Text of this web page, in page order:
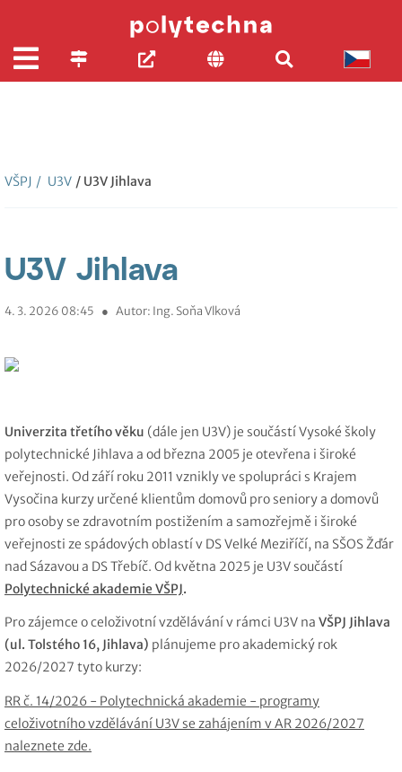
VŠPJ / U3V / U3V Jihlava
U3V Jihlava
4. 3. 2026 08:45 ● Autor: Ing. Soňa Vlková
Univerzita třetího věku (dále jen U3V) je součástí Vysoké školy
polytechnické Jihlava a od března 2005 je otevřena i široké
veřejnosti. Od září roku 2011 vznikly ve spolupráci s Krajem
Vysočina kurzy určené klientům domovů pro seniory a domovů
pro osoby se zdravotním postižením a samozřejmě i široké
veřejnosti ze spádových oblastí v DS Velké Meziříčí, na SŠOS Žďár
nad Sázavou a DS Třebíč. Od května 2025 je U3V součástí
Polytechnické akademie VŠPJ.
Pro zájemce o celoživotní vzdělávání v rámci U3V na VŠPJ Jihlava
(ul. Tolstého 16, Jihlava) plánujeme pro akademický rok
2026/2027 tyto kurzy:
RR č. 14/2026 - Polytechnická akademie - programy
celoživotního vzdělávání U3V se zahájením v AR 2026/2027
naleznete zde.